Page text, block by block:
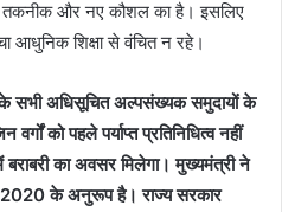
तकनीक और नए कौशल का है। इसलिए
आधुनिक शिक्षा से वंचित न रहे।
के सभी अधिसूचित अल्पसंख्यक समुदायों के
को पहले पर्याप्त प्रतिनिधित्व नहीं
बराबरी का अवसर मिलेगा। मुख्यमंत्री ने
2020 के अनुरूप है। राज्य सरकार